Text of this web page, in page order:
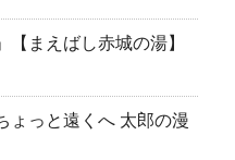
まえばし赤城の湯】
ょっと遠くへ 太郎の漫